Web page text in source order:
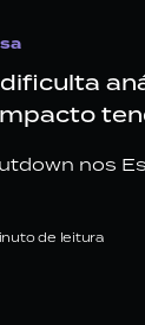
nos
de leitura